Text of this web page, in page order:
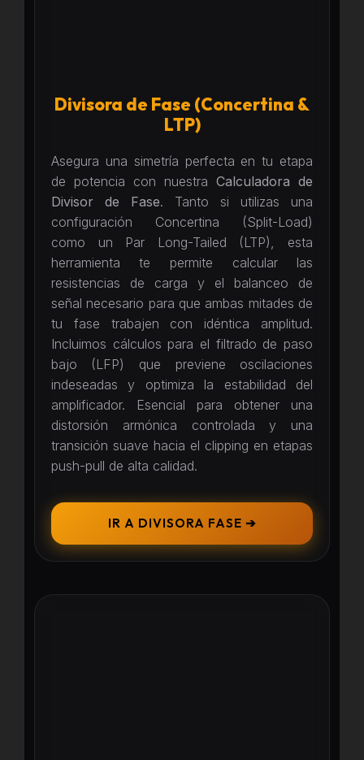
Divisora de Fase (Concertina &
LTP)
Asegura una simetría perfecta en tu etapa
de potencia con nuestraCalculadora de
Divisor de Fase. Tanto si utilizas una
configuración Concertina (Split-Load)
como un Par Long-Tailed (LTP), esta
herramienta te permite calcular las
resistencias de carga y el balanceo de
señal necesario para que ambas mitades de
tu fase trabajen con idéntica amplitud.
Incluimos cálculos para el filtrado de paso
bajo (LFP) que previene oscilaciones
indeseadas y optimiza la estabilidad del
amplificador. Esencial para obtener una
distorsión armónica controlada y una
transición suave hacia el clipping en etapas
push-pull de alta calidad.
IR A DIVISORA FASE ➔